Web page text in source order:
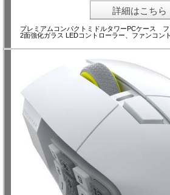
詳細はこちら
プレミアムコンパクトミドルタワーPCケース
2面強化ガラス LEDコントローラー、ファンコン